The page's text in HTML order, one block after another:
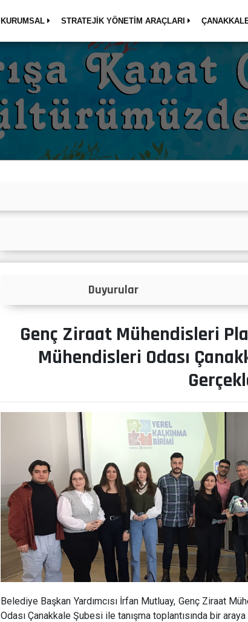
KURUMSAL STRATEJİK YÖNETİM ARAÇLARI
İlanlar
Genç Ziraat Mühendisleri
Mühendisleri Odası
Belediye Başkan Yardımcısı İrfan Mutluay, Genç Ziraat
Odası Çanakkale Şubesi ile tanışma toplantısında bir